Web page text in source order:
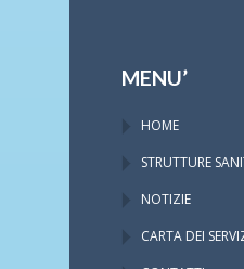
MENU’
HOME
STRUTTURE
NOTIZIE
CARTA DEI